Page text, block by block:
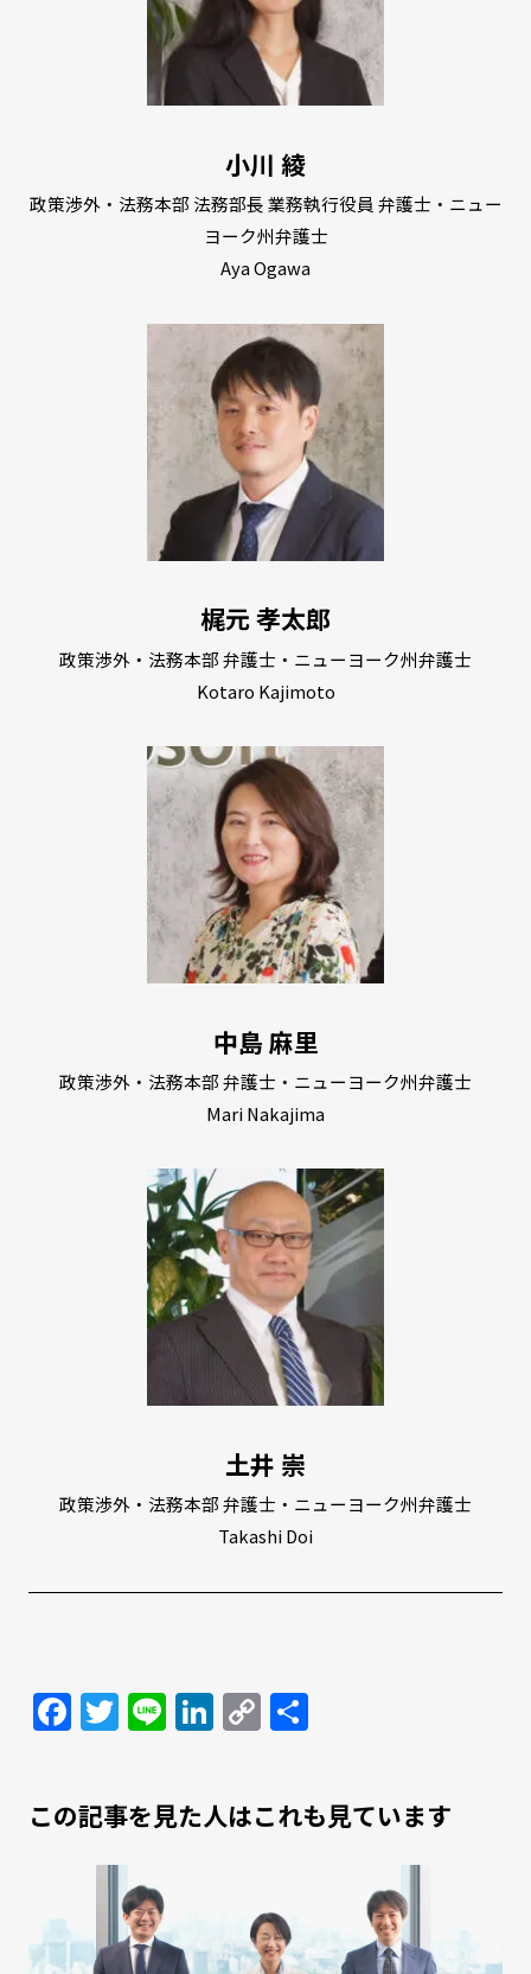
小川 綾
政策渉外・法務本部 法務部長 業務執行役員 弁護士・ニュー
ヨーク州弁護士
Aya Ogawa
梶元 孝太郎
政策渉外・法務本部 弁護士・ニューヨーク州弁護士
Kotaro Kajimoto
中島 麻里
政策渉外・法務本部 弁護士・ニューヨーク州弁護士
Mari Nakajima
土井 崇
政策渉外・法務本部 弁護士・ニューヨーク州弁護士
Takashi Doi
Facebook
Twitter
LineLinkedIn
Copy
Link
共
この記事を見た人はこれも見ています